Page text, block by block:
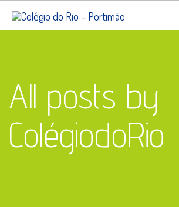
All posts by
ColégiodoRio